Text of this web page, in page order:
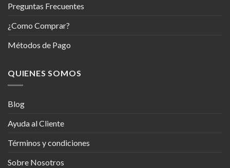
Preguntas Frecuentes
¿Como Comprar?
Métodos de Pago
QUIENES SOMOS
Blog
Ayuda al Cliente
Términos y condiciones
Sobre Nosotros